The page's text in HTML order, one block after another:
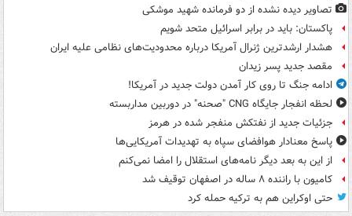
تصاویر دیده‌ نشده از دو فرمانده شهید موشکی
پاکستان: باید در برابر اسرائیل متحد شویم
هشدار ارشدترین ژنرال آمریکا درباره محدودیت‌های نظامی علیه ایران
مقصد جدید پسر زیدان
ادامه جنگ تا روی کار آمدن دولت جدید در آمریکا!
لحظه انفجار جایگاه CNG "صحنه" در دوربین مداربسته
جزئیات جدید از نفتکش منفجر شده در هرمز
پاسخ معنادار هوافضای سپاه به تهدیدات آمریکایی‌ها
از این به بعد دیگر نامه‌های استقلال را امضا نمی‌کنم
کامیون با راننده ۸ ساله در اصفهان توقیف شد
حتی اوکراین هم به ترکیه حمله کرد